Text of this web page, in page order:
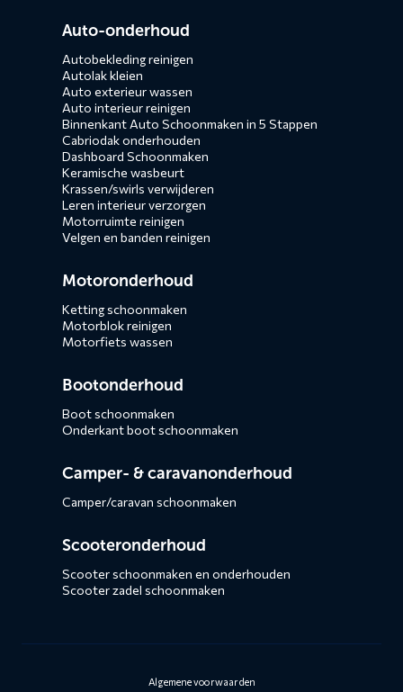
Auto-onderhoud
Autobekleding reinigen
Autolak kleien
Auto exterieur wassen
Auto interieur reinigen
Binnenkant Auto Schoonmaken in 5 Stappen
Cabriodak onderhouden
Dashboard Schoonmaken
Keramische wasbeurt
Krassen/swirls verwijderen
Leren interieur verzorgen
Motorruimte reinigen
Velgen en banden reinigen
Motoronderhoud
Ketting schoonmaken
Motorblok reinigen
Motorfiets wassen
Bootonderhoud
Boot schoonmaken
Onderkant boot schoonmaken
Camper- & caravanonderhoud
Camper/caravan schoonmaken
Scooteronderhoud
Scooter schoonmaken en onderhouden
Scooter zadel schoonmaken
Algemene voorwaarden